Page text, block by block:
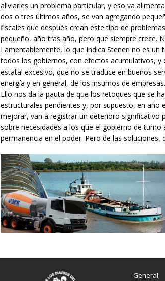
aliviarles un problema particular, y eso va
dos o tres últimos años, se van agregando
fiscales que después crean este tipo de
pequeño, año tras año, pero que siempre crece.
Lamentablemente, lo que indica Steneri no es
todos los gobiernos, con efectos acumulativos,
estatal excesivo, que no se traduce en buenos
energía y en general, de los insumos de empresas.
Ello nos da la pauta de que los retoques que se
estructurales pendientes y, por supuesto, en año
mejorar, van a registrar un deterioro significativo
sobre necesidades a los que el gobierno de
permanencia en el poder. Pero de las soluciones,
General